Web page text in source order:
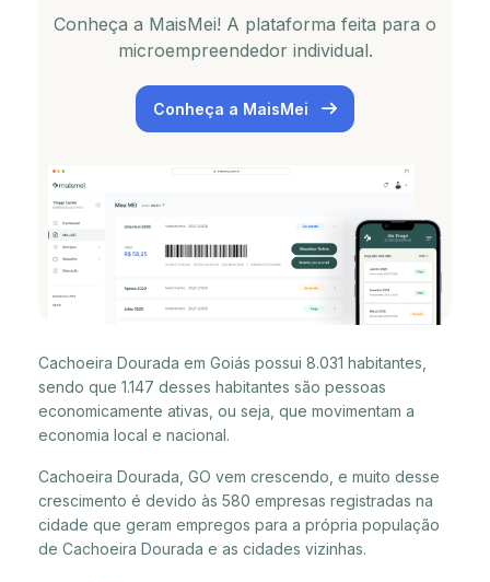
Conheça a MaisMei! A plataforma feita para o
microempreendedor individual.
Conheça a MaisMei
Cachoeira Dourada em Goiás possui 8.031 habitantes,
sendo que 1.147 desses habitantes são pessoas
economicamente ativas, ou seja, que movimentam a
economia local e nacional.
Cachoeira Dourada, GO vem crescendo, e muito desse
crescimento é devido às 580 empresas registradas na
cidade que geram empregos para a própria população
de Cachoeira Dourada e as cidades vizinhas.